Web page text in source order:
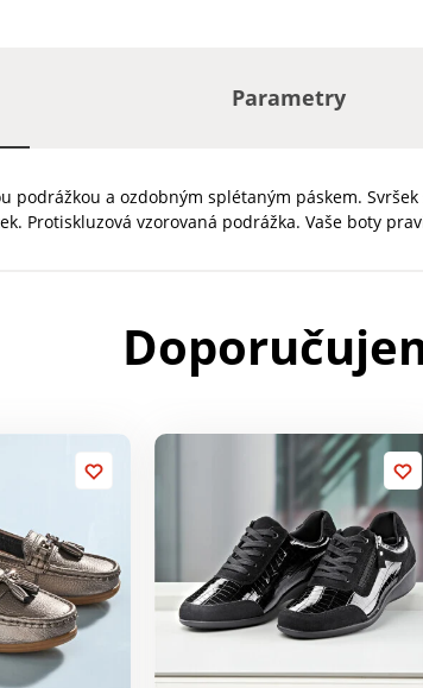
Parametry
podrážkou a ozdobným splétaným páskem.
Protiskluzová vzorovaná podrážka. Vaše boty